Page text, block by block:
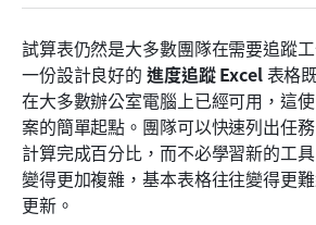
試算表仍然是大多數團隊在需要追蹤
一份設計良好的 進度追蹤 Excel 表格
在大多數辦公室電腦上已經可用，這
案的簡單起點。團隊可以快速列出任
計算完成百分比，而不必學習新的工
變得更加複雜，基本表格往往變得更
更新。
可直接使用的 Lark 範本，用於結
在 Excel 範本與現代追蹤工具之間
結論
常見問題
相關閱讀